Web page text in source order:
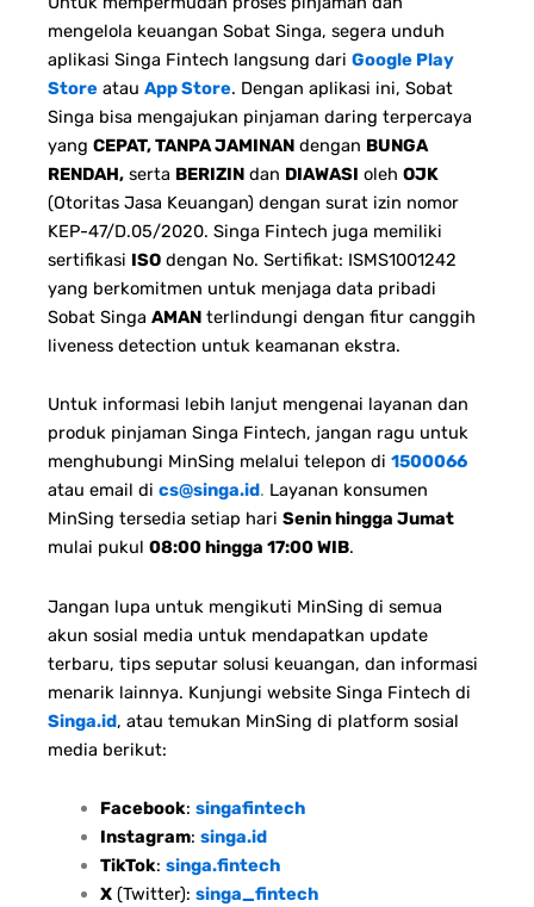
mengelola keuangan Sobat Singa, segera unduh
aplikasi Singa Fintech langsung dari Google Play
Store atau App Store. Dengan aplikasi ini, Sobat
Singa bisa mengajukan pinjaman daring terpercaya
yang CEPAT, TANPA JAMINAN dengan BUNGA
RENDAH, serta BERIZIN dan DIAWASI oleh OJK
(Otoritas Jasa Keuangan) dengan surat izin nomor
KEP-47/D.05/2020. Singa Fintech juga memiliki
sertifikasi ISO dengan No. Sertifikat: ISMS1001242
yang berkomitmen untuk menjaga data pribadi
Sobat Singa AMAN terlindungi dengan fitur canggih
liveness detection untuk keamanan ekstra.
Untuk informasi lebih lanjut mengenai layanan dan
produk pinjaman Singa Fintech, jangan ragu untuk
menghubungi MinSing melalui telepon di 1500066
atau email di cs@singa.id. Layanan konsumen
MinSing tersedia setiap hari Senin hingga Jumat
mulai pukul 08:00 hingga 17:00 WIB.
Jangan lupa untuk mengikuti MinSing di semua
akun sosial media untuk mendapatkan update
terbaru, tips seputar solusi keuangan, dan informasi
menarik lainnya. Kunjungi website Singa Fintech di
Singa.id, atau temukan MinSing di platform sosial
media berikut:
Facebook: singafintech
Instagram: singa.id
TikTok: singa.fintech
X(Twitter): singa_fintech